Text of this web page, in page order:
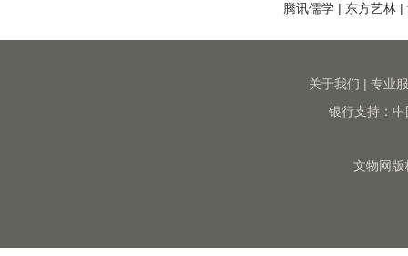
腾讯儒学 | 东方艺林 |
关于我们 | 专业
银行支持：
文物网